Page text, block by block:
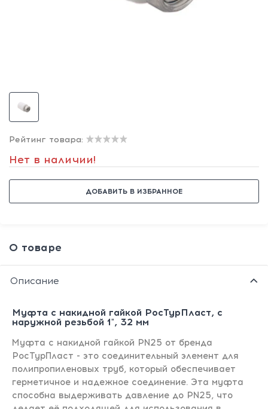
Рейтинг товара:
Нет в наличии!
ДОБАВИТЬ В ИЗБРАННОЕ
О товаре
Описание
Муфта с накидной гайкой РосТурПласт, с
наружной резьбой 1", 32 мм
Муфта с накидной гайкой PN25 от бренда
РосТурПласт - это соединительный элемент для
полипропиленовых труб, который обеспечивает
герметичное и надежное соединение. Эта муфта
способна выдерживать давление до PN25, что